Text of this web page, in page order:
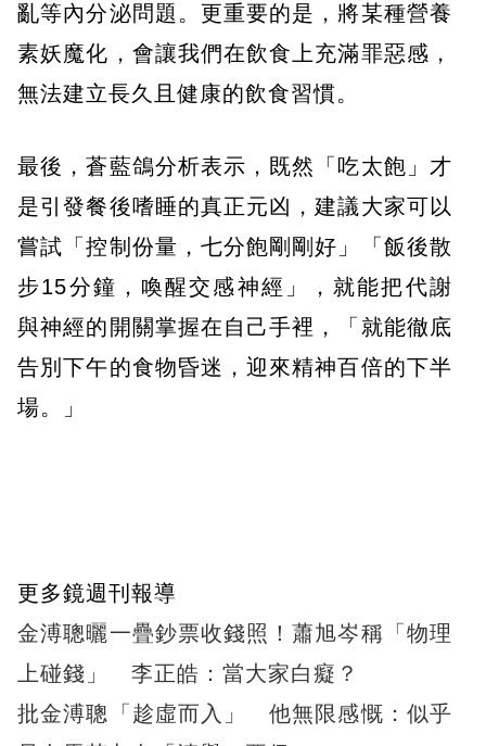
亂等內分泌問題。更重要的是，將某種營養
素妖魔化，會讓我們在飲食上充滿罪惡感，
無法建立長久且健康的飲食習慣。
最後，蒼藍鴿分析表示，既然「吃太飽」才
是引發餐後嗜睡的真正元凶，建議大家可以
嘗試「控制份量，七分飽剛剛好」「飯後散
步15分鐘，喚醒交感神經」，就能把代謝
與神經的開關掌握在自己手裡，「就能徹底
告別下午的食物昏迷，迎來精神百倍的下半
場。」
更多鏡週刊報導
金溥聰曬一疊鈔票收錢照！蕭旭岑稱「物理
上碰錢」 李正皓：當大家白癡？
批金溥聰「趁虛而入」 他無限感慨：似乎